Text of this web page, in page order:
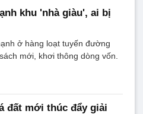
khu 'nhà giàu', ai bị
ở hàng loạt tuyến đường
mới, khơi thông dòng vốn.
đất mới thúc đẩy giải